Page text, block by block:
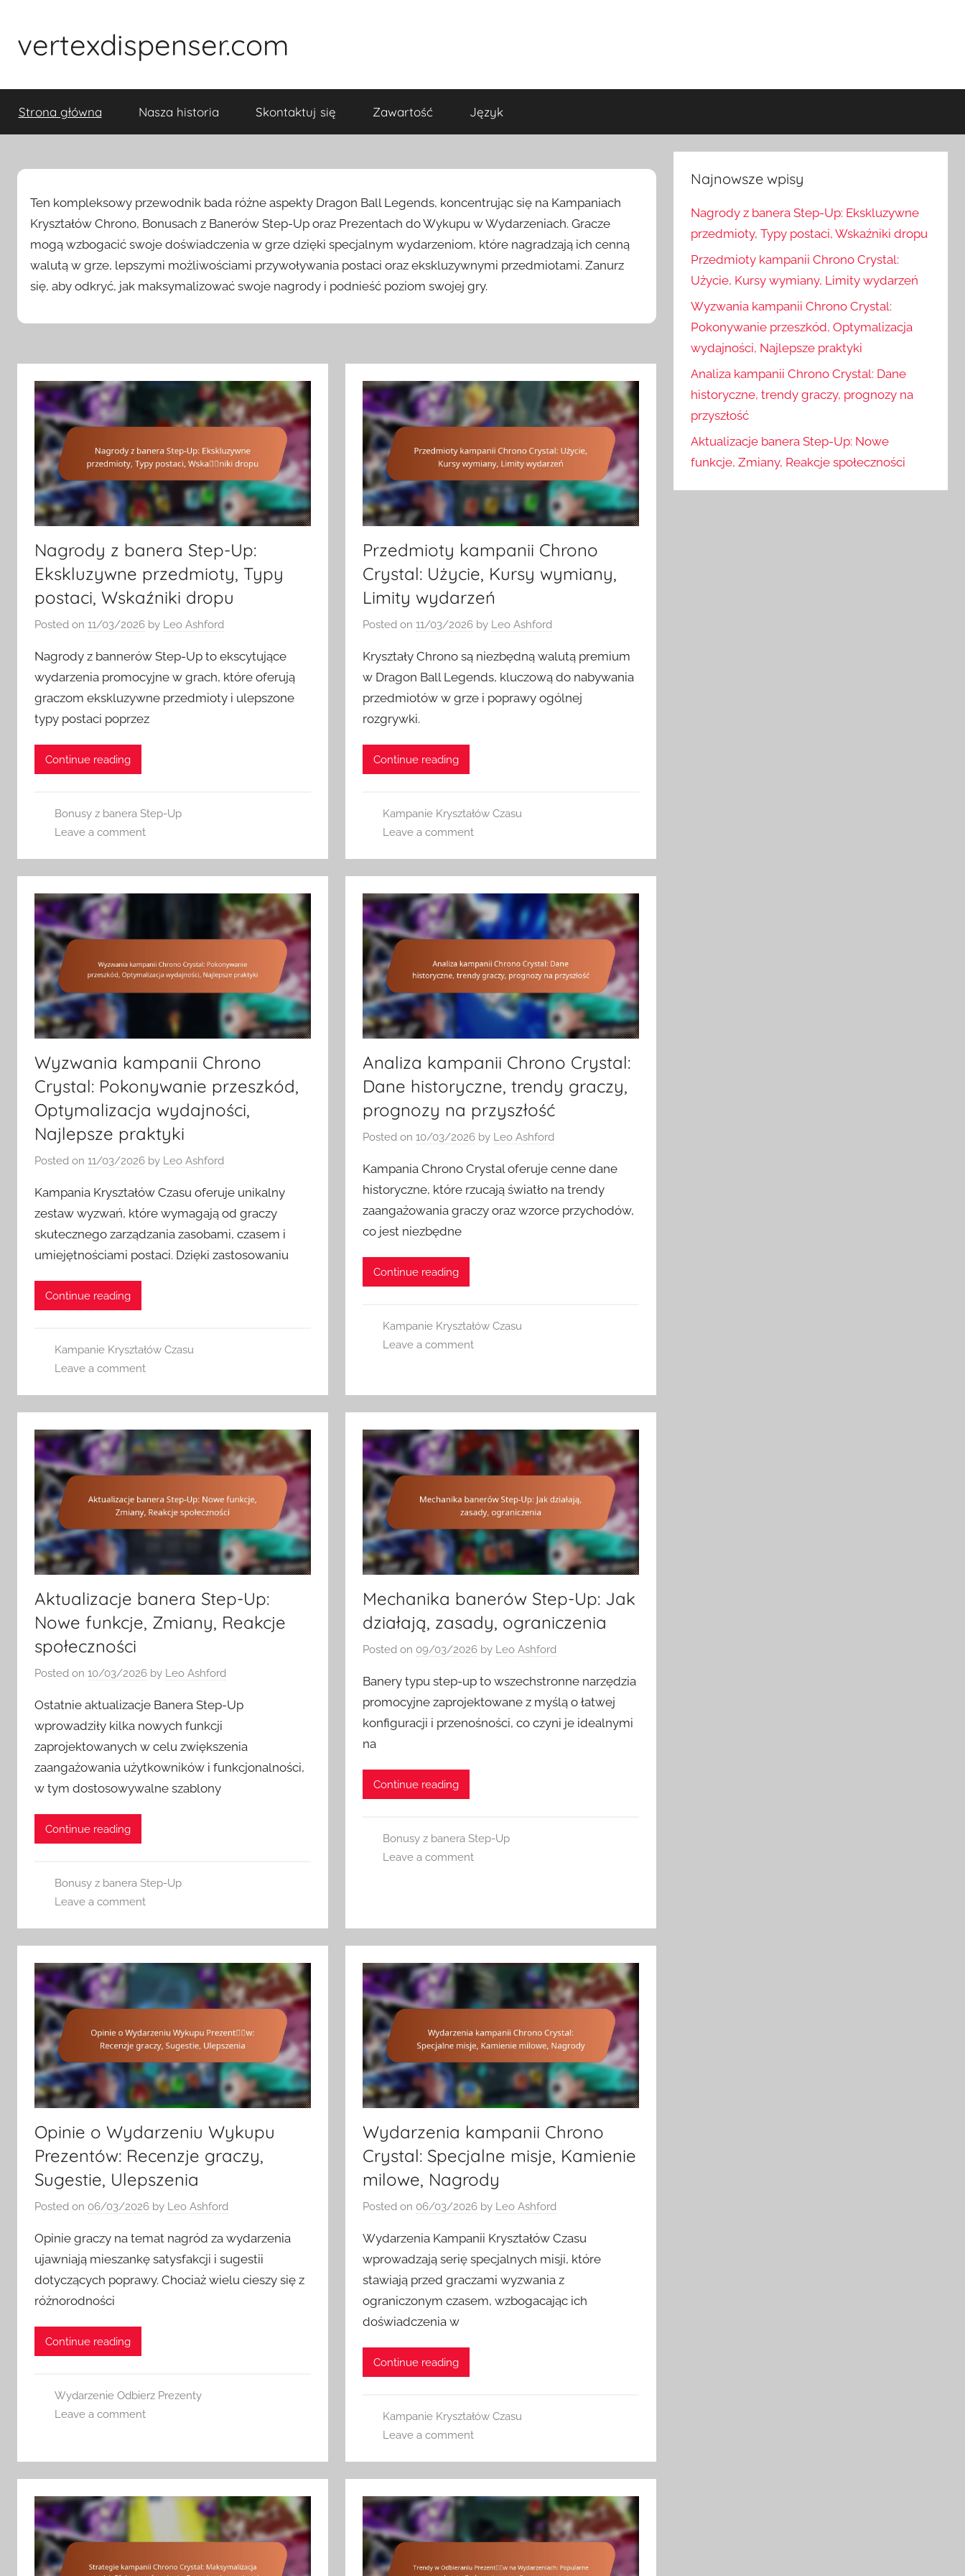
content
vertexdispenser.com
Strona główna Nasza historia Skontaktuj się Zawartość Język
Ten kompleksowy przewodnik bada różne aspekty Dragon Ball Legends, koncentrując się na Kampaniach
Kryształów Chrono, Bonusach z Banerów Step-Up oraz Prezentach do Wykupu w Wydarzeniach. Gracze
mogą wzbogacić swoje doświadczenia w grze dzięki specjalnym wydarzeniom, które nagradzają ich cenną
walutą w grze, lepszymi możliwościami przywoływania postaci oraz ekskluzywnymi przedmiotami. Zanurz
się, aby odkryć, jak maksymalizować swoje nagrody i podnieść poziom swojej gry.
Nagrody z banera Step-Up:
Ekskluzywne przedmioty, Typy
postaci, Wskaźniki dropu
Posted on 11/03/2026 by Leo Ashford
Nagrody z bannerów Step-Up to ekscytujące
wydarzenia promocyjne w grach, które oferują
graczom ekskluzywne przedmioty i ulepszone
typy postaci poprzez
Continue reading
Bonusy z banera Step-Up
Leave a comment
Przedmioty kampanii Chrono
Crystal: Użycie, Kursy wymiany,
Limity wydarzeń
Posted on11/03/2026 by Leo Ashford
Kryształy Chrono są niezbędną walutą premium
w Dragon Ball Legends, kluczową do nabywania
przedmiotów w grze i poprawy ogólnej
rozgrywki.
Continue reading
Kampanie Kryształów Czasu
Leave a comment
Wyzwania kampanii Chrono
Crystal: Pokonywanie przeszkód,
Optymalizacja wydajności,
Najlepsze praktyki
Posted on 11/03/2026 by Leo Ashford
Kampania Kryształów Czasu oferuje unikalny
zestaw wyzwań, które wymagają od graczy
skutecznego zarządzania zasobami, czasem i
umiejętnościami postaci. Dzięki zastosowaniu
Continue reading
Kampanie Kryształów Czasu
Leave a comment
Analiza kampanii Chrono Crystal:
Dane historyczne, trendy graczy,
prognozy na przyszłość
Posted on10/03/2026 by Leo Ashford
Kampania Chrono Crystal oferuje cenne dane
historyczne, które rzucają światło na trendy
zaangażowania graczy oraz wzorce przychodów,
co jest niezbędne
Continue reading
Kampanie Kryształów Czasu
Leave a comment
Aktualizacje banera Step-Up:
Nowe funkcje, Zmiany, Reakcje
społeczności
Posted on 10/03/2026 by Leo Ashford
Ostatnie aktualizacje Banera Step-Up
wprowadziły kilka nowych funkcji
zaprojektowanych w celu zwiększenia
zaangażowania użytkowników i funkcjonalności,
w tym dostosowywalne szablony
Continue reading
Bonusy z banera Step-Up
Leave a comment
Mechanika banerów Step-Up: Jak
działają, zasady, ograniczenia
Posted on 09/03/2026 by Leo Ashford
Banery typu step-up to wszechstronne narzędzia
promocyjne zaprojektowane z myślą o łatwej
konfiguracji i przenośności, co czyni je idealnymi
na
Continue reading
Bonusy z banera Step-Up
Leave a comment
Opinie o Wydarzeniu Wykupu
Prezentów: Recenzje graczy,
Sugestie, Ulepszenia
Posted on 06/03/2026 by Leo Ashford
Opinie graczy na temat nagród za wydarzenia
ujawniają mieszankę satysfakcji i sugestii
dotyczących poprawy. Chociaż wielu cieszy się z
różnorodności
Continue reading
Wydarzenie Odbierz Prezenty
Leave a comment
Wydarzenia kampanii Chrono
Crystal: Specjalne misje, Kamienie
milowe, Nagrody
Posted on 06/03/2026 by Leo Ashford
Wydarzenia Kampanii Kryształów Czasu
wprowadzają serię specjalnych misji, które
stawiają przed graczami wyzwania z
ograniczonym czasem, wzbogacając ich
doświadczenia w
Continue reading
Kampanie Kryształów Czasu
Leave a comment
Najnowsze wpisy
Nagrody z banera Step-Up: Ekskluzywne
przedmioty, Typy postaci, Wskaźniki dropu
Przedmioty kampanii Chrono Crystal:
Użycie, Kursy wymiany, Limity wydarzeń
Wyzwania kampanii Chrono Crystal:
Pokonywanie przeszkód, Optymalizacja
wydajności, Najlepsze praktyki
Analiza kampanii Chrono Crystal: Dane
historyczne, trendy graczy, prognozy na
przyszłość
Aktualizacje banera Step-Up: Nowe
funkcje, Zmiany, Reakcje społeczności